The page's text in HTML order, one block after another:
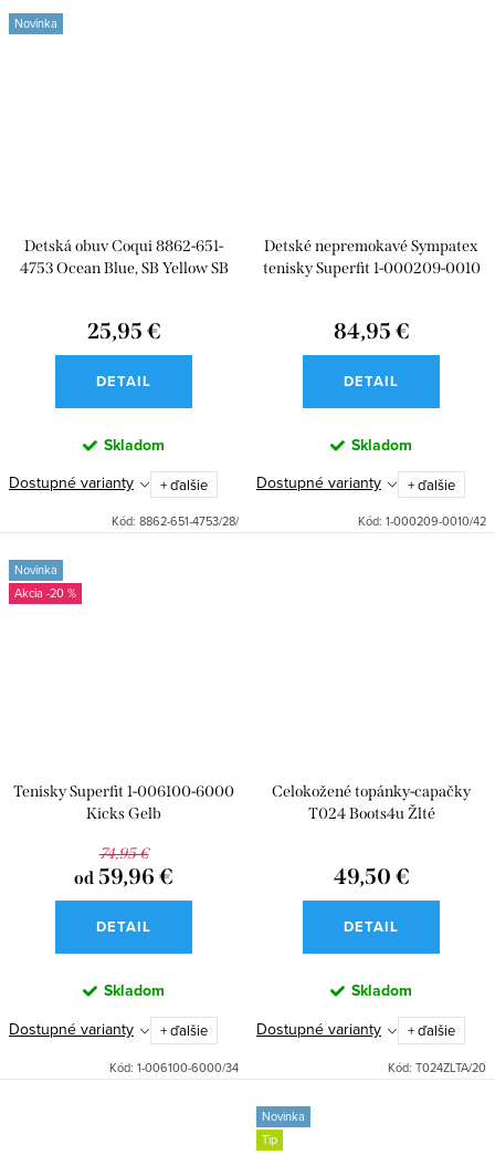
Novinka
Detská obuv Coqui 8862-651-
4753 Ocean Blue, SB Yellow SB
25,95 €
DETAIL
Skladom
Dostupné varianty + ďalšie
Kód: 8862-651-4753/28/
Detské nepremokavé Sympatex
tenisky Superfit 1-000209-0010
84,95 €
DETAIL
Skladom
Dostupné varianty + ďalšie
Kód: 1-000209-0010/42
Novinka
-20 %
Tenisky Superfit 1-006100-6000
Kicks Gelb
74,95 €
od 59,96 €
DETAIL
Skladom
Dostupné varianty + ďalšie
Kód: 1-006100-6000/34
Celokožené topánky-capačky
T024 Boots4u Žlté
49,50 €
DETAIL
Skladom
Dostupné varianty + ďalšie
Kód: T024ZLTA/20
Novinka
Tip